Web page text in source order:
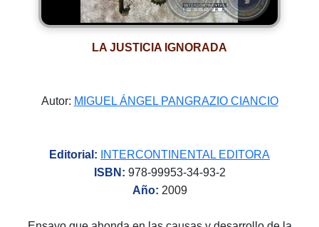
LA JUSTICIA IGNORADA
Autor: MIGUEL ÁNGEL PANGRAZIO CIANCIO
Editorial:
INTERCONTINENTAL EDITORA
ISBN: 978-99953-34-93-2
Año: 2009